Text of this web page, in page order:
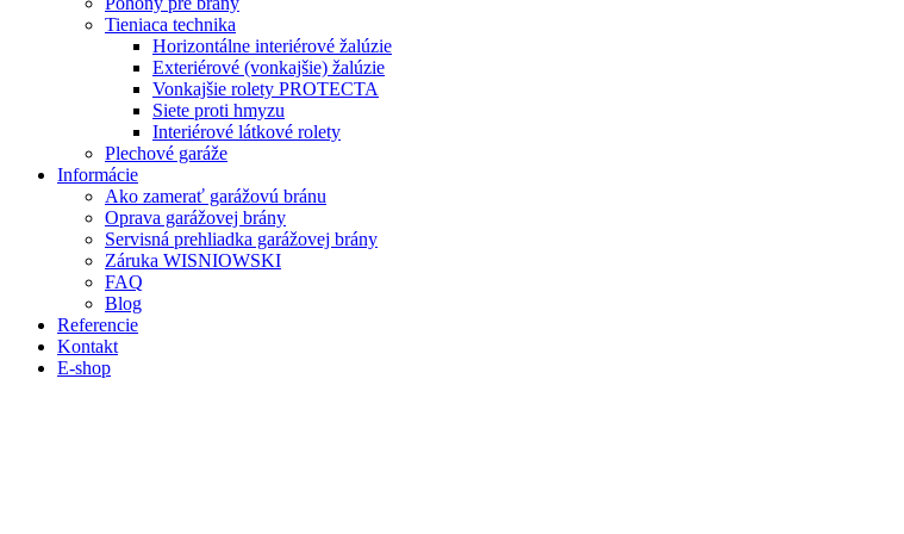
Tieniaca technika
Horizontálne interiérové žalúzie
Exteriérové (vonkajšie) žalúzie
Vonkajšie rolety PROTECTA
Siete proti hmyzu
Interiérové látkové rolety
Plechové garáže
Informácie
Ako zamerať garážovú bránu
Oprava garážovej brány
Servisná prehliadka garážovej brány
Záruka WISNIOWSKI
FAQ
Blog
Referencie
Kontakt
E-shop